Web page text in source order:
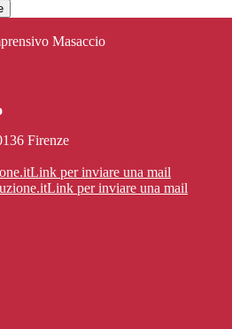
Masaccio
Firenze
Link per inviare una mail
Link per inviare una mail